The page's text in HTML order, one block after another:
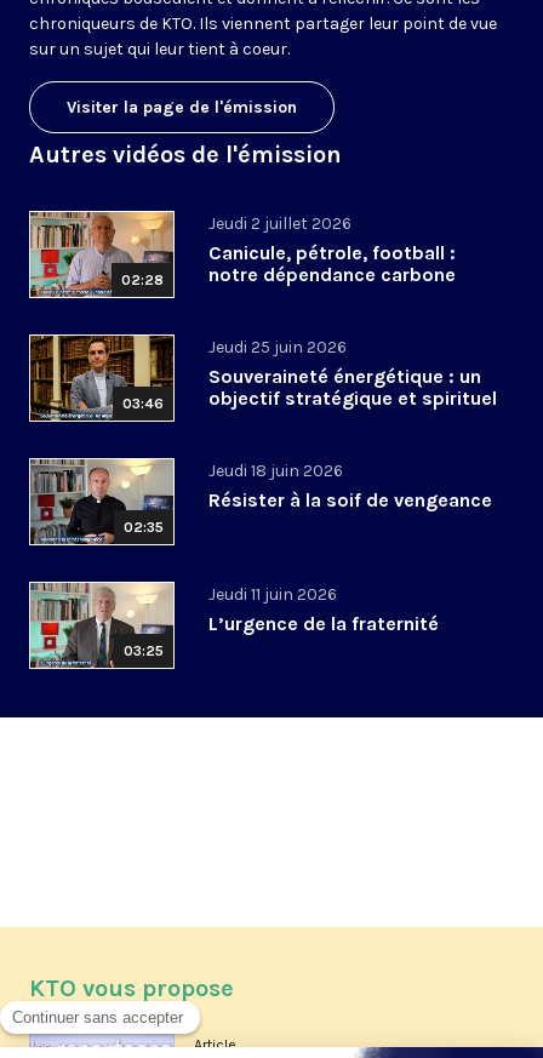
chroniqueurs de KTO. Ils viennent partager leur point de vue
sur un sujet qui leur tient à coeur.
Visiter la page de l'émission
Autres vidéos de l'émission
02:28
Jeudi 2 juillet 2026
Canicule, pétrole, football :
notre dépendance carbone
03:46
Jeudi 25 juin 2026
Souveraineté énergétique : un
objectif stratégique et spirituel
02:35
Jeudi 18 juin 2026
Résister à la soif de vengeance
03:25
Jeudi 11 juin 2026
L’urgence de la fraternité
KTO vous propose
Article